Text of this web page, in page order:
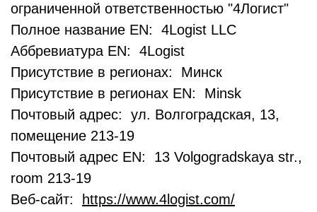
ограниченной ответственностью "4Логист"
Полное название EN: 4Logist LLC
Аббревиатура EN: 4Logist
Присутствие в регионах: Минск
Присутствие в регионах EN: Minsk
Почтовый адрес: ул. Волгоградская, 13,
помещение 213-19
Почтовый адрес EN: 13 Volgogradskaya str.,
room 213-19
Веб-сайт:
https://www.4logist.com/